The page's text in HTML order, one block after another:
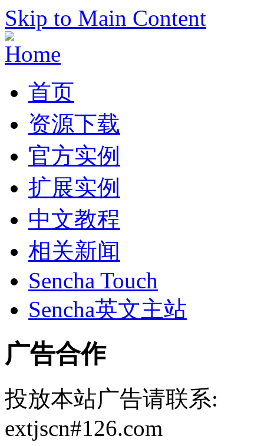
Skip to Main Content
首页
资源下载
官方实例
扩展实例
中文教程
相关新闻
Sencha Touch
Sencha英文主站
广告合作
投放本站广告请联系:
extjscn#126.com